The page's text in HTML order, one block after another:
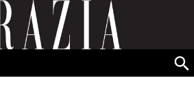
GRAZIA Srbija